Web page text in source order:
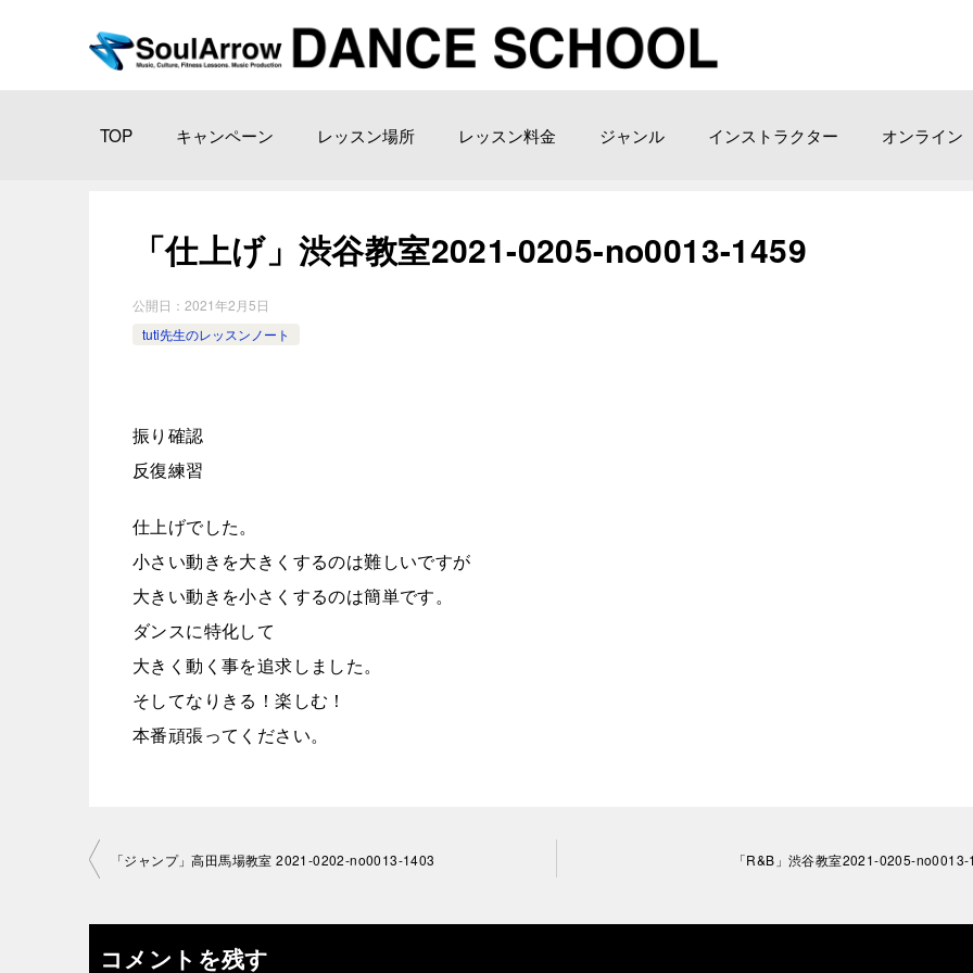
TOP キャンペーン レッスン場所 レッスン料金 ジャンル インストラクター オンライン
「仕上げ」渋谷教室2021-0205-no0013-1459
公開日： 2021年2月5日
tuti先生のレッスンノート
振り確認
反復練習
仕上げでした。
小さい動きを大きくするのは難しいですが
大きい動きを小さくするのは簡単です。
ダンスに特化して
大きく動く事を追求しました。
そしてなりきる！楽しむ！
本番頑張ってください。
投
ナ
「ジャンプ」高田馬場教室 2021-0202-no0013-1403 「R&B」渋谷教室2021-0205-
コメントを残す